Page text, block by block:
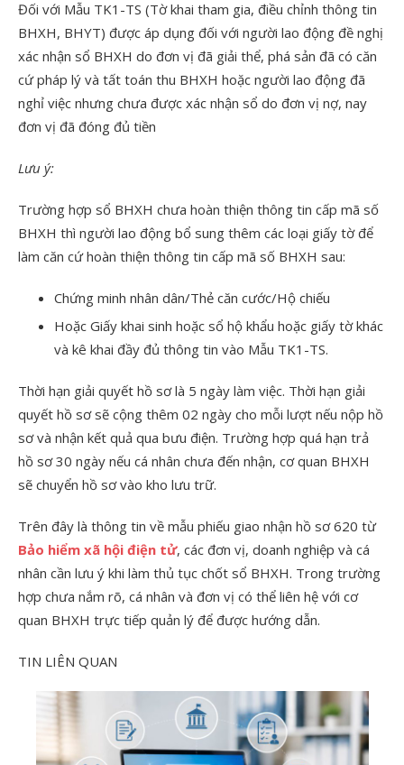
Đối với Mẫu TK1-TS (Tờ khai tham gia, điều chỉnh thông tin
BHXH, BHYT) được áp dụng đối với người lao động đề nghị
xác nhận sổ BHXH do đơn vị đã giải thể, phá sản đã có căn
cứ pháp lý và tất toán thu BHXH hoặc người lao động đã
nghỉ việc nhưng chưa được xác nhận sổ do đơn vị nợ, nay
đơn vị đã đóng đủ tiền
Lưu ý:
Trường hợp sổ BHXH chưa hoàn thiện thông tin cấp mã số
BHXH thì người lao động bổ sung thêm các loại giấy tờ để
làm căn cứ hoàn thiện thông tin cấp mã số BHXH sau:
Chứng minh nhân dân/Thẻ căn cước/Hộ chiếu
Hoặc Giấy khai sinh hoặc sổ hộ khẩu hoặc giấy tờ khác
và kê khai đầy đủ thông tin vào Mẫu TK1-TS.
Thời hạn giải quyết hồ sơ là 5 ngày làm việc. Thời hạn giải
quyết hồ sơ sẽ cộng thêm 02 ngày cho mỗi lượt nếu nộp hồ
sơ và nhận kết quả qua bưu điện. Trường hợp quá hạn trả
hồ sơ 30 ngày nếu cá nhân chưa đến nhận, cơ quan BHXH
sẽ chuyển hồ sơ vào kho lưu trữ.
Trên đây là thông tin về mẫu phiếu giao nhận hồ sơ 620 từ
Bảo hiểm xã hội điện tử, các đơn vị, doanh nghiệp và cá
nhân cần lưu ý khi làm thủ tục chốt sổ BHXH. Trong trường
hợp chưa nắm rõ, cá nhân và đơn vị có thể liên hệ với cơ
quan BHXH trực tiếp quản lý để được hướng dẫn.
TIN LIÊN QUAN